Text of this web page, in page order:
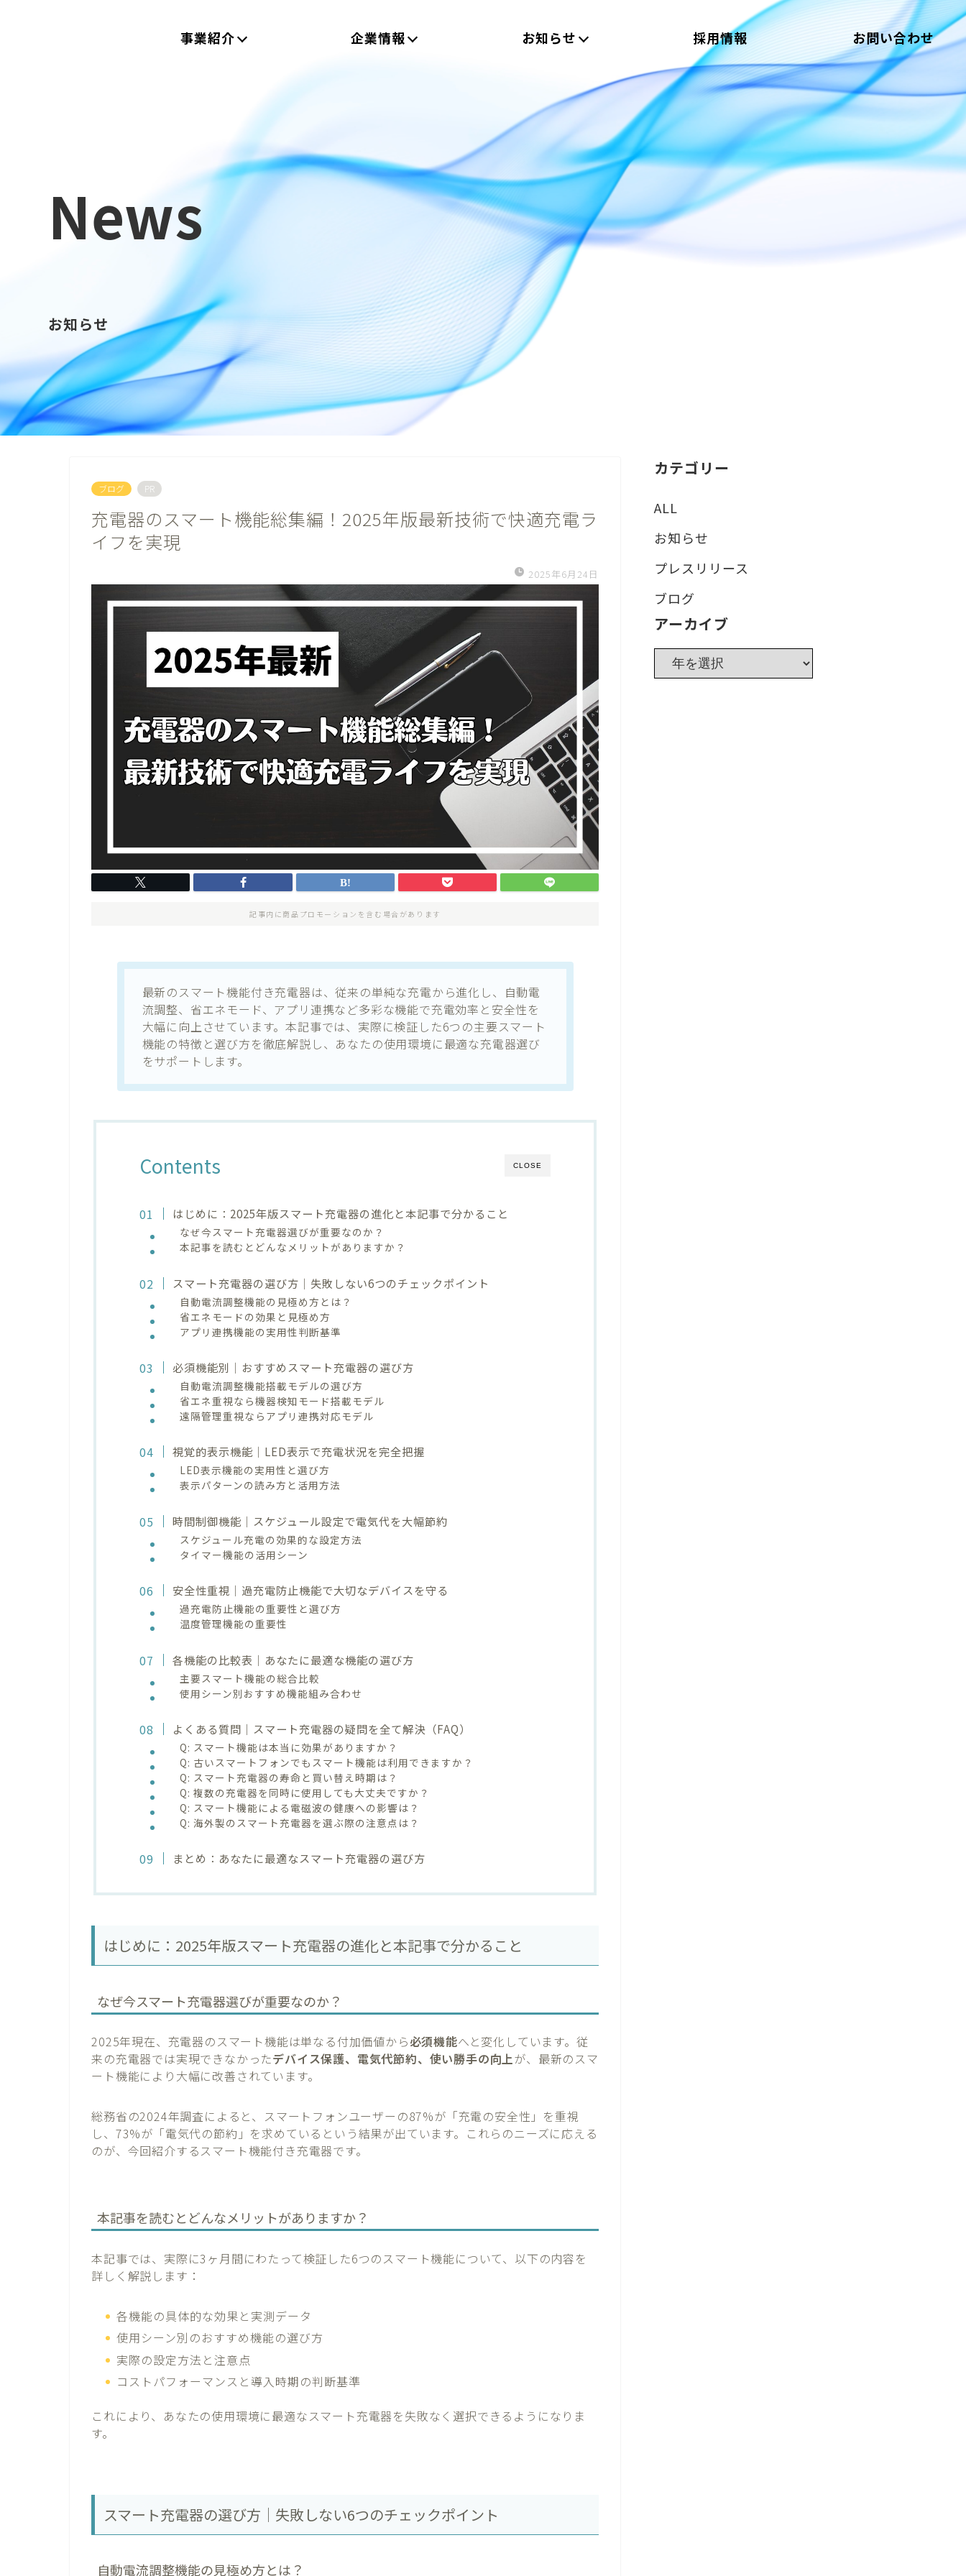
事業紹介 企業情報 お知らせ 採用情報 お問い合わせ
News
お知らせ
ブログ PR
充電器のスマート機能総集編！2025年版最新技術で快適充電ラ
イフを実現
2025年6月24日
記事内に商品プロモーションを含む場合があります
最新のスマート機能付き充電器は、従来の単純な充電から進化し、自動電
流調整、省エネモード、アプリ連携など多彩な機能で充電効率と安全性を
大幅に向上させています。本記事では、実際に検証した6つの主要スマート
機能の特徴と選び方を徹底解説し、あなたの使用環境に最適な充電器選び
をサポートします。
CLOSE
Contents
はじめに：2025年版スマート充電器の進化と本記事で分かること
なぜ今スマート充電器選びが重要なのか？
本記事を読むとどんなメリットがありますか？
スマート充電器の選び方｜失敗しない6つのチェックポイント
自動電流調整機能の見極め方とは？
省エネモードの効果と見極め方
アプリ連携機能の実用性判断基準
必須機能別｜おすすめスマート充電器の選び方
自動電流調整機能搭載モデルの選び方
省エネ重視なら機器検知モード搭載モデル
遠隔管理重視ならアプリ連携対応モデル
視覚的表示機能｜LED表示で充電状況を完全把握
LED表示機能の実用性と選び方
表示パターンの読み方と活用方法
時間制御機能｜スケジュール設定で電気代を大幅節約
スケジュール充電の効果的な設定方法
タイマー機能の活用シーン
安全性重視｜過充電防止機能で大切なデバイスを守る
過充電防止機能の重要性と選び方
温度管理機能の重要性
各機能の比較表｜あなたに最適な機能の選び方
主要スマート機能の総合比較
使用シーン別おすすめ機能組み合わせ
よくある質問｜スマート充電器の疑問を全て解決（FAQ）
Q: スマート機能は本当に効果がありますか？
Q: 古いスマートフォンでもスマート機能は利用できますか？
Q: スマート充電器の寿命と買い替え時期は？
Q: 複数の充電器を同時に使用しても大丈夫ですか？
Q: スマート機能による電磁波の健康への影響は？
Q: 海外製のスマート充電器を選ぶ際の注意点は？
まとめ：あなたに最適なスマート充電器の選び方
はじめに：2025年版スマート充電器の進化と本記事で分かること
なぜ今スマート充電器選びが重要なのか？
2025年現在、充電器のスマート機能は単なる付加価値から必須機能へと変化しています。従
来の充電器では実現できなかったデバイス保護、電気代節約、使い勝手の向上が、最新のスマ
ート機能により大幅に改善されています。
総務省の2024年調査によると、スマートフォンユーザーの87%が「充電の安全性」を重視
し、73%が「電気代の節約」を求めているという結果が出ています。これらのニーズに応える
のが、今回紹介するスマート機能付き充電器です。
本記事を読むとどんなメリットがありますか？
本記事では、実際に3ヶ月間にわたって検証した6つのスマート機能について、以下の内容を
詳しく解説します：
各機能の具体的な効果と実測データ
使用シーン別のおすすめ機能の選び方
実際の設定方法と注意点
コストパフォーマンスと導入時期の判断基準
これにより、あなたの使用環境に最適なスマート充電器を失敗なく選択できるようになりま
す。
スマート充電器の選び方｜失敗しない6つのチェックポイント
自動電流調整機能の見極め方とは？
カテゴリー
ALL
お知らせ
プレスリリース
ブログ
アーカイブ